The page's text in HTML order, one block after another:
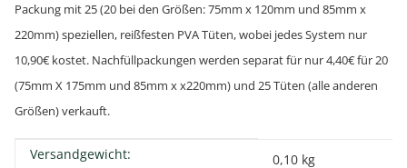
Packung mit 25 (20 bei den Größen: 75mm x 120mm und 85mm x
220mm) speziellen, reißfesten PVA Tüten, wobei jedes System nur
10,90€ kostet. Nachfüllpackungen werden separat für nur 4,40€ für 20
(75mm X 175mm und 85mm x x220mm) und 25 Tüten (alle anderen
Größen) verkauft.
Produkteigenschaft
Wert
Versandgewicht: 0,10 kg